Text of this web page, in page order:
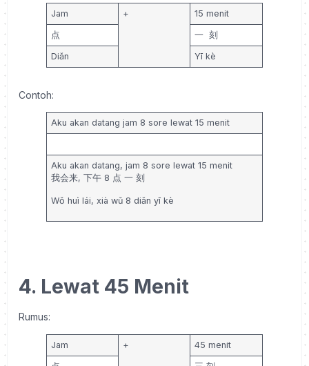
Jam + 15 menit
点 一 刻
Diǎn Yī kè
Contoh:
Aku akan datang jam 8 sore lewat 15 menit
Aku akan datang, jam 8 sore lewat 15 menit
我会来, 下午 8 点 一 刻
Wǒ huì lái, xià wǔ 8 diǎn yī kè
4. Lewat 45 Menit
Rumus:
Jam + 45 menit